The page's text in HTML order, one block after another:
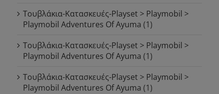
Τουβλάκια-Κατασκευές-Playset > Playmobil >
Playmobil Adventures Of Ayuma (1)
Τουβλάκια-Κατασκευές-Playset > Playmobil >
Playmobil Adventures Of Ayuma (1)
Τουβλάκια-Κατασκευές-Playset > Playmobil >
Playmobil Adventures Of Ayuma (1)